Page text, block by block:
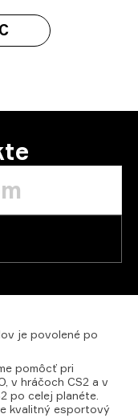
je povolené po
pomôcť pri
v hráčoch CS2 a v
po celej planéte.
kvalitný esportový